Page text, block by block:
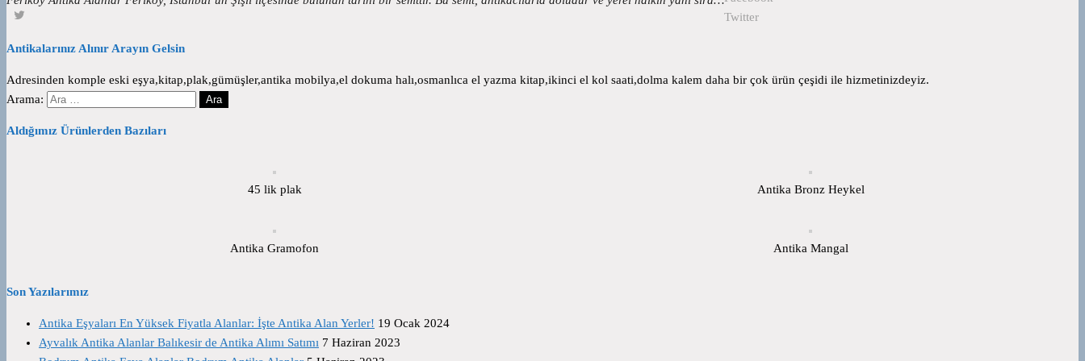
Twitter
Antikalarınız Alınır Arayın Gelsin
Adresinden komple eski eşya,kitap,plak,gümüşler,antika mobilya,el dokuma halı,osmanlıca el yazma kitap,ikinci el kol saati,dolma kalem daha bir çok ürün çeşidi ile hizmetinizdeyiz.
Arama:
Aldığımız Ürünlerden Bazıları
45 lik plak Antika Bronz Heykel
Antika Gramofon Antika Mangal
Son Yazılarımız
Antika Eşyaları En Yüksek Fiyatla Alanlar: İşte Antika Alan Yerler! 19 Ocak 2024
Ayvalık Antika Alanlar Balıkesir de Antika Alımı Satımı 7 Haziran 2023